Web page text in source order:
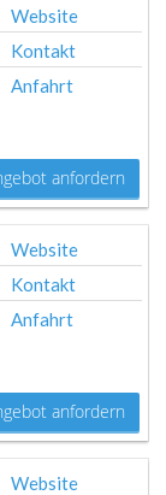
Website
Kontakt
Anfahrt
anfordern
Website
Kontakt
Anfahrt
anfordern
Website